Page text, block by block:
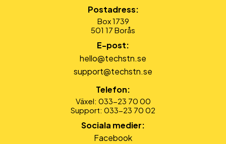
Postadress:
Box 1739
501 17 Borås
E-post:
hello@techstn.se
support@techstn.se
Telefon:
Växel: 033-23 70 00
Support: 033-23 70 02
Sociala medier:
Facebook